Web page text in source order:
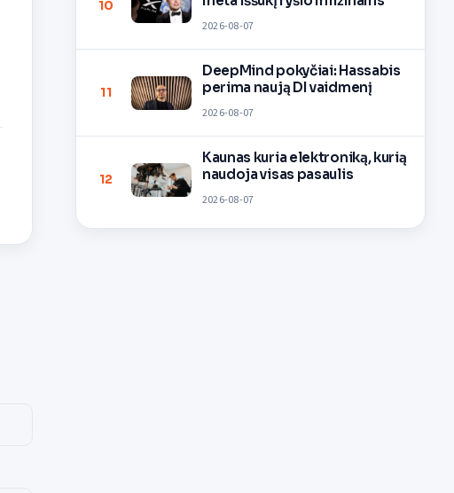
10
2026-08-07
11
DeepMind pokyčiai: Hassabis
perima naują DI vaidmenį
2026-08-07
12
Kaunas kuria elektroniką, kurią
naudoja visas pasaulis
2026-08-07